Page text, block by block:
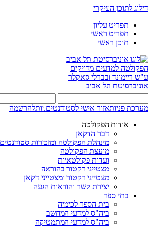
דילוג לתוכן העיקרי
תפריט עליון
תפריט ראשי
תוכן ראשי
הפקולטה למדעים מדויקים
ע"ש ריימונד ובברלי סאקלר
אוניברסיטת תל אביב
מערכת פניותאזור אישי לסטודנטים.יותלהרשמה
אודות הפקולטה
דבר הדקאן
מינהלת הפקולטה ומזכירות סטודנטים
מועצת הפקולטה
ועדות פקולטאיות
מצטייני רקטור בהוראה
מצטייני רקטור ומצטייני דקאן
יצירת קשר והוראות הגעה
בתי ספר
בית הספר לכימיה
ביה"ס למדעי המחשב
ביה"ס למדעי המתמטיקה